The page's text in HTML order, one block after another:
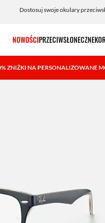
Dostosuj swoje okulary
NOWOŚCIPRZECIWSŁONECZNE
ZNIŻKI NA PERSONALIZOWANE